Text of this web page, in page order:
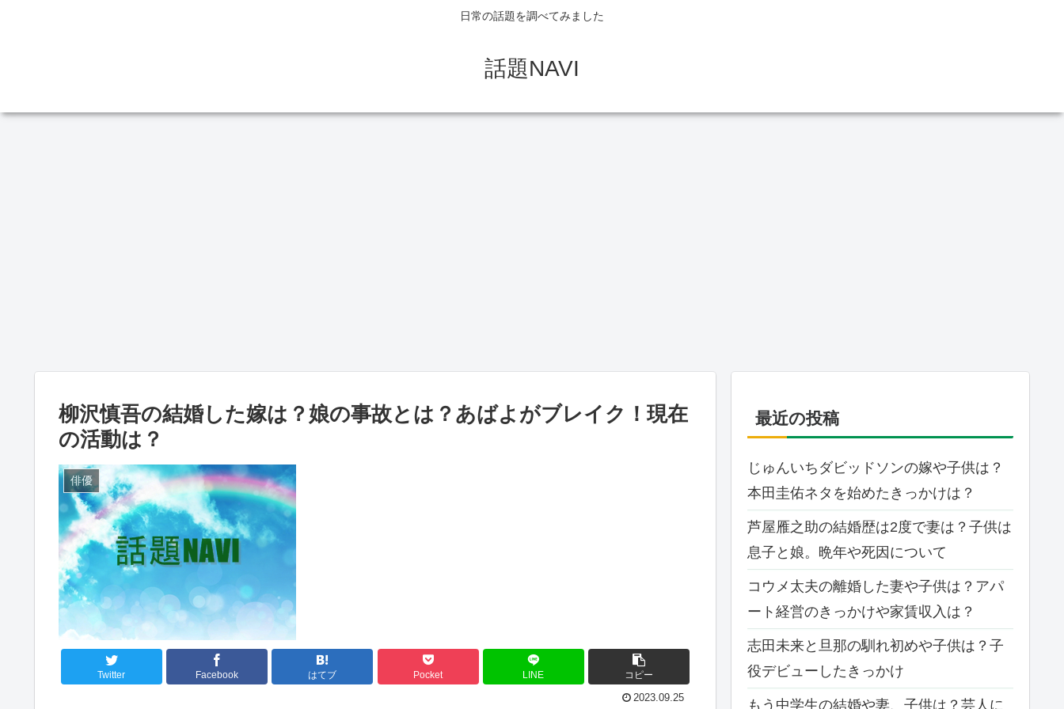
日常の話題を調べてみました
話題NAVI
柳沢慎吾の結婚した嫁は？娘の事故とは？あばよがブレイク！現在
の活動は？
俳優
Twitter Facebook はてブ Pocket LINE コピー
2023.09.25
最近の投稿
じゅんいちダビッドソンの嫁や子供は？
本田圭佑ネタを始めたきっかけは？
芦屋雁之助の結婚歴は2度で妻は？子供は
息子と娘。晩年や死因について
コウメ太夫の離婚した妻や子供は？アパ
ート経営のきっかけや家賃収入は？
志田未来と旦那の馴れ初めや子供は？子
役デビューしたきっかけ
もう中学生の結婚や妻、子供は？芸人に